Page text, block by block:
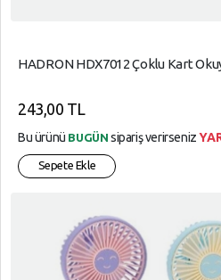
HADRON HDX7012 Çoklu Kart
243,00 TL
Bu ürünü BUGÜN sipariş verirseniz
Sepete Ekle